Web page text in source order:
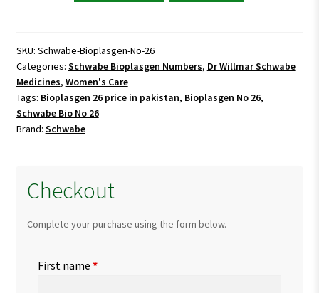
quantity
SKU: Schwabe-Bioplasgen-No-26
Categories: Schwabe Bioplasgen Numbers, Dr Willmar Schwabe
Medicines, Women's Care
Tags: Bioplasgen 26 price in pakistan, Bioplasgen No 26,
Schwabe Bio No 26
Brand: Schwabe
Checkout
Complete your purchase using the form below.
First name *